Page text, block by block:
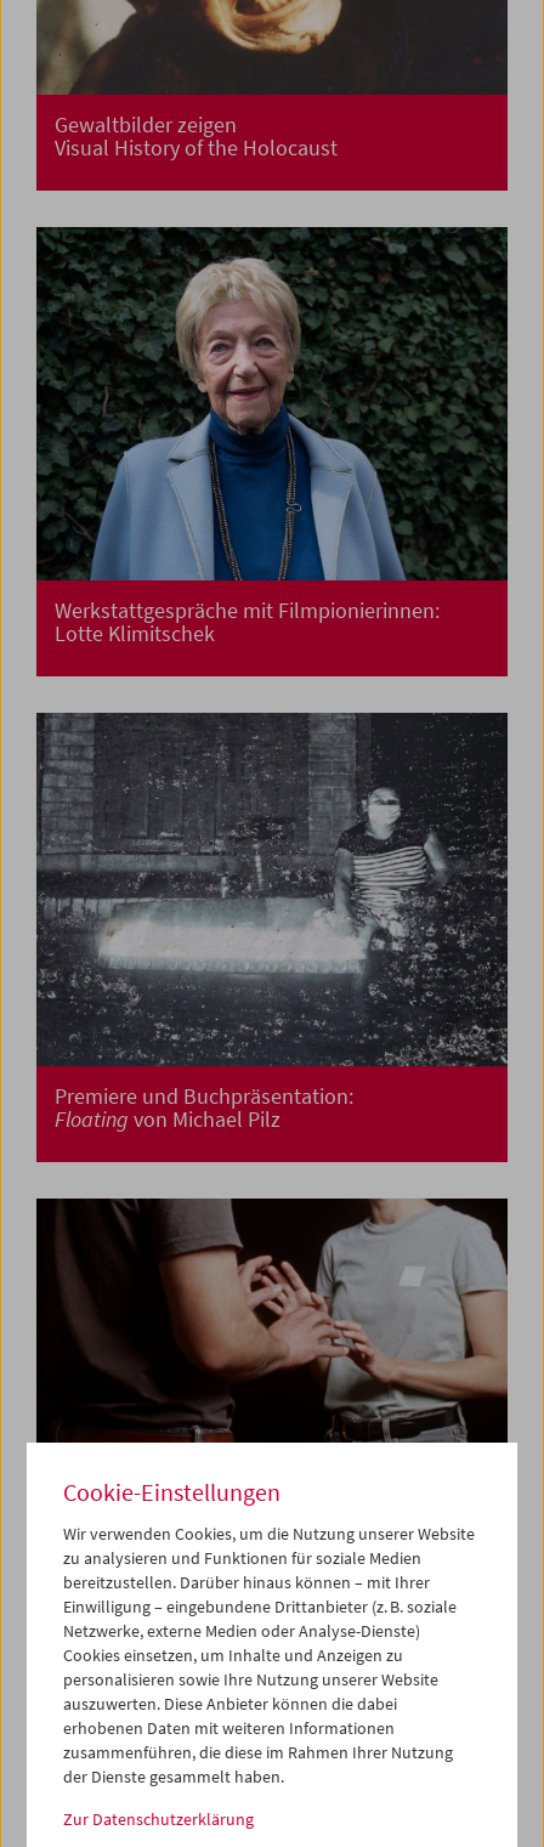
Gewaltbilder zeigen
Visual History of the Holocaust
Werkstattgespräche mit Filmpionierinnen:
Lotte Klimitschek
Premiere und Buchpräsentation:
Floating von Michael Pilz
Premiere:Am Telefon Milena Finavon Albert
Sackl
Cookie-Einstellungen
Wir verwenden Cookies, um die Nutzung unserer Website
zu analysieren und Funktionen für soziale Medien
bereitzustellen. Darüber hinaus können – mit Ihrer
Einwilligung – eingebundene Drittanbieter (z. B. soziale
Netzwerke, externe Medien oder Analyse-Dienste)
Cookies einsetzen, um Inhalte und Anzeigen zu
personalisieren sowie Ihre Nutzung unserer Website
auszuwerten. Diese Anbieter können die dabei
erhobenen Daten mit weiteren Informationen
zusammenführen, die diese im Rahmen Ihrer Nutzung
der Dienste gesammelt haben.
Zur Datenschutzerklärung